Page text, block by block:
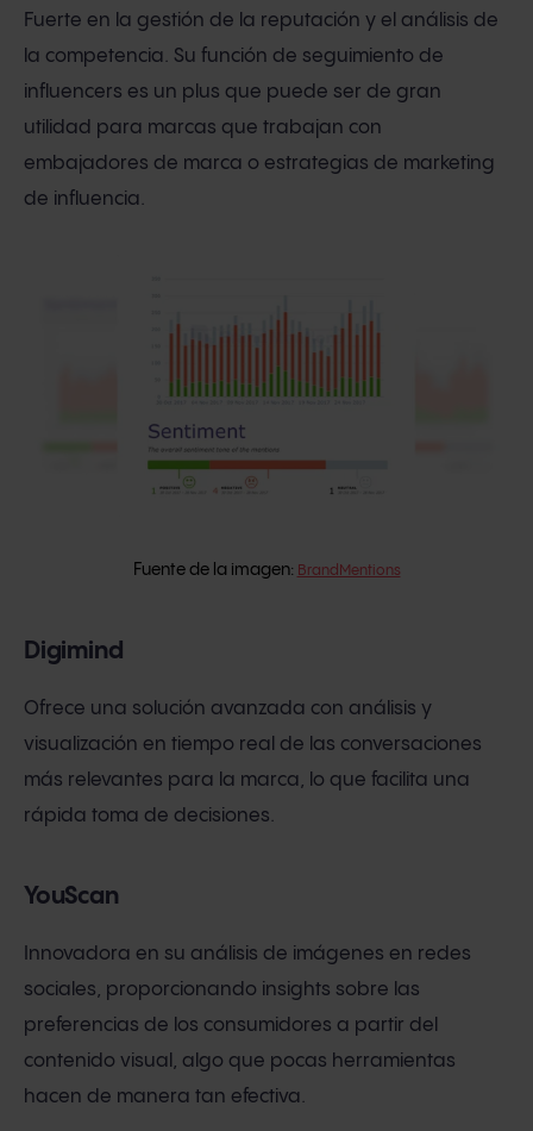
Fuerte en la gestión de la reputación y el análisis de
la competencia. Su función de seguimiento de
influencers es un plus que puede ser de gran
utilidad para marcas que trabajan con
embajadores de marca o estrategias de marketing
de influencia.
Fuente de la imagen: BrandMentions
Digimind
Ofrece una solución avanzada con análisis y
visualización en tiempo real de las conversaciones
más relevantes para la marca, lo que facilita una
rápida toma de decisiones.
YouScan
Innovadora en su análisis de imágenes en redes
sociales, proporcionando insights sobre las
preferencias de los consumidores a partir del
contenido visual, algo que pocas herramientas
hacen de manera tan efectiva.